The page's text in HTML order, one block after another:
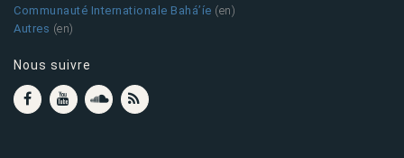
Communauté Internationale Bahá’íe (en)
Autres (en)
Nous suivre